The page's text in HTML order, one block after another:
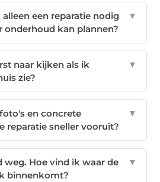
een reparatie nodig
onderhoud kan plannen?
▼
naar kijken als ik
zie?
▼
en concrete
reparatie sneller vooruit?
▼
weg. Hoe vind ik waar de
binnenkomt?
▼